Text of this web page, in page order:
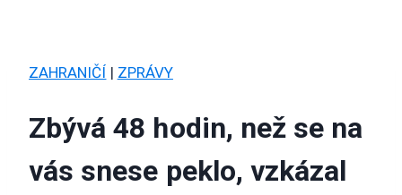
ZAHRANIČÍ | ZPRÁVY
Zbývá 48 hodin, než se na
vás snese peklo, vzkázal